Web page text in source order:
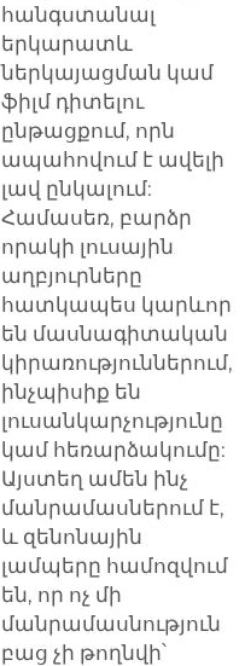
հանգստանալ
երկարատև
ներկայացման կամ
ֆիլմ դիտելու
ընթացքում, որն
ապահովում է ավելի
լավ ընկալում:
Համասեռ, բարձր
որակի լուսային
աղբյուրները
հատկապես կարևոր
են մասնագիտական
կիրառություններում,
ինչպիսիք են
լուսանկարչությունը
կամ հեռարձակումը:
Այստեղ ամեն ինչ
մանրամասներում է,
և զենոնային
լամպերը համոզվում
են, որ ոչ մի
մանրամասնություն
բաց չի թողնվի՝